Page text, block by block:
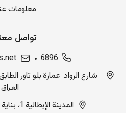
معلومات
تواصل
6896
العراق
المدينة الإيطالية 1، بناية 130، أربيل، العراق